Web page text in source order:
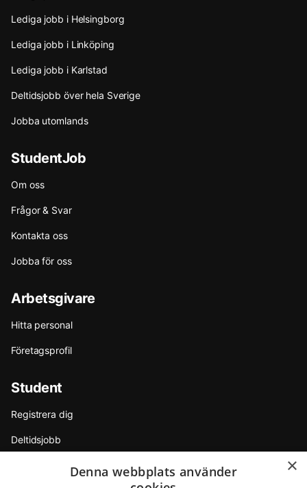
Lediga jobb i Helsingborg
Lediga jobb i Linköping
Lediga jobb i Karlstad
Deltidsjobb över hela Sverige
Jobba utomlands
StudentJob
Om oss
Frågor & Svar
Kontakta oss
Jobba för oss
Arbetsgivare
Hitta personal
Företagsprofil
Student
Registrera dig
Deltidsjobb
×
Denna webbplats använder